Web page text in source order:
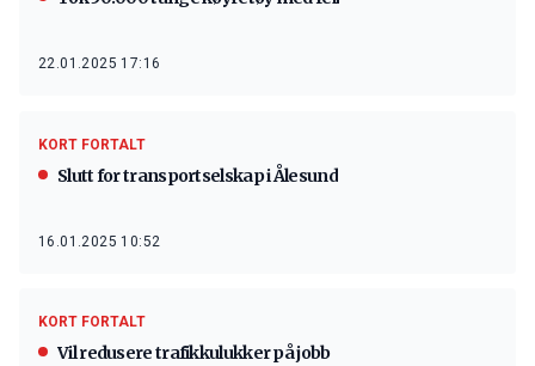
22.01.2025 17:16
KORT FORTALT
Slutt for transportselskap i Ålesund
16.01.2025 10:52
KORT FORTALT
Vil redusere trafikkulukker på jobb